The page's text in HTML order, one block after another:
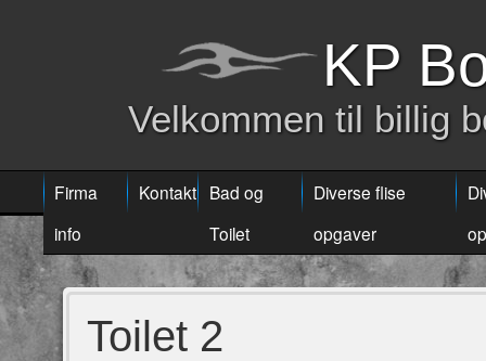
KP
Velkommen til billig
Firma
info
Kontakt Bad og
Toilet
Diverse flise
opgaver
Toilet 2